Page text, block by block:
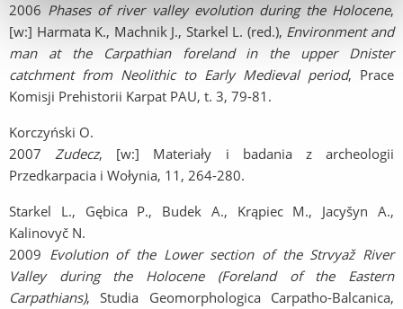
2006 Phases of river valley evolution during the Holocene,
[w:] Harmata K., Machnik J., Starkel L. (red.), Environment and
man at the Carpathian foreland in the upper Dnister
catchment from Neolithic to Early Medieval period, Prace
Komisji Prehistorii Karpat PAU, t. 3, 79-81.
Korczyński O.
2007Zudecz, [w:] Materiały i badania z archeologii
Przedkarpacia i Wołynia, 11, 264-280.
Starkel L., Gębica P., Budek A., Krąpiec M., Jacyšyn A.,
Kalinovyč N.
2009 Evolution of the Lower section of the Strvyaž River
Valley during the Holocene (Foreland of the Eastern
Carpathians), Studia Geomorphologica Carpatho-Balcanica,